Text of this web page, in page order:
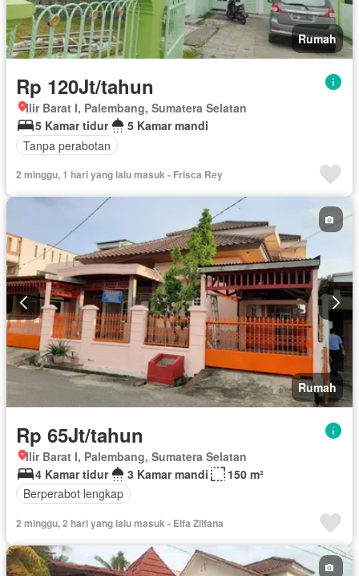
Rumah
Rp 120Jt/tahun
Ilir Barat I, Palembang, Sumatera Selatan
5 Kamar tidur
5 Kamar mandi
Tanpa perabotan
2 minggu, 1 hari yang lalu masuk - Frisca Rey
Rumah
Rp 65Jt/tahun
Ilir Barat I, Palembang, Sumatera Selatan
4 Kamar tidur
3 Kamar mandi
150 m²
Berperabot lengkap
2 minggu, 2 hari yang lalu masuk - Elfa Zilfana